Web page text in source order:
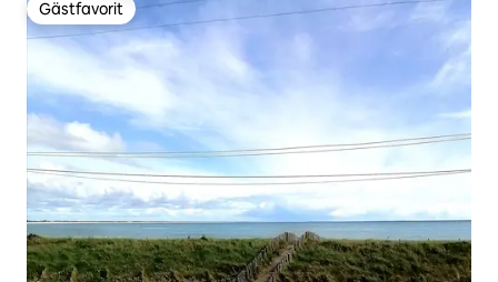
Gästfavorit
Gästfavorit